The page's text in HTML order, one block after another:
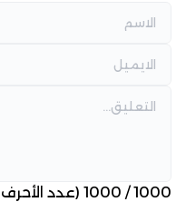
1000
/
1000 (عدد